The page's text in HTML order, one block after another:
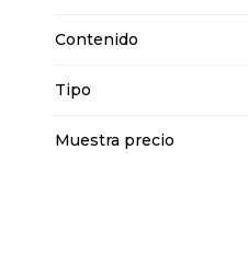
Contenido
Tipo
Muestra precio